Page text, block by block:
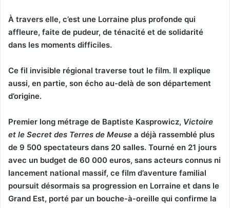
À travers elle, c’est une Lorraine plus profonde qui
affleure, faite de pudeur, de ténacité et de solidarité
dans les moments difficiles.
Ce fil invisible régional traverse tout le film. Il explique
aussi, en partie, son écho au-delà de son département
d’origine.
Premier long métrage de Baptiste Kasprowicz, Victoire
et le Secret des Terres de Meuse a déjà rassemblé plus
de 9 500 spectateurs dans 20 salles. Tourné en 21 jours
avec un budget de 60 000 euros, sans acteurs connus ni
lancement national massif, ce film d’aventure familial
poursuit désormais sa progression en Lorraine et dans le
Grand Est, porté par un bouche-à-oreille qui confirme la